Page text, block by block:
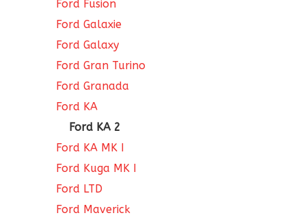
Ford Fusion
Ford Galaxie
Ford Galaxy
Ford Gran Turino
Ford Granada
Ford KA
Ford KA 2
Ford KA MK I
Ford Kuga MK I
Ford LTD
Ford Maverick